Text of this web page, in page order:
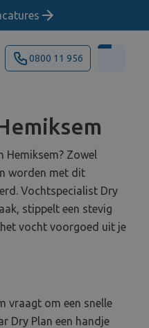
0800 11 956
Hemiksem? Zowel
worden met dit
Vochtspecialist Dry
stippelt een stevig
vocht voorgoed uit je
vraagt om een snelle
Dry Plan een handje